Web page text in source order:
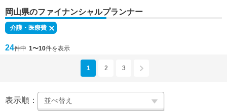
岡山県のファイナンシャルプランナー
介護・医療費
24件中 1〜10件を表示
1 2 3
表示順：